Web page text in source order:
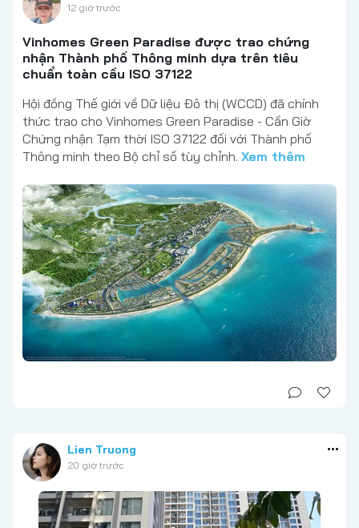
12 giờ trước
Vinhomes Green Paradise được trao chứng
nhận Thành phố Thông minh dựa trên tiêu
chuẩn toàn cầu ISO 37122
Hội đồng Thế giới về Dữ liệu Đô thị (WCCD) đã chính
thức trao cho Vinhomes Green Paradise - Cần Giờ
Chứng nhận Tạm thời ISO 37122 đối với Thành phố
Thông minh theo Bộ chỉ số tùy chỉnh. Xem thêm
Lien Truong
20 giờ trước